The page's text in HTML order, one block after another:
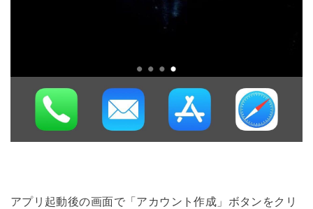
アプリ起動後の画面で「アカウント作成」ボタンをクリ